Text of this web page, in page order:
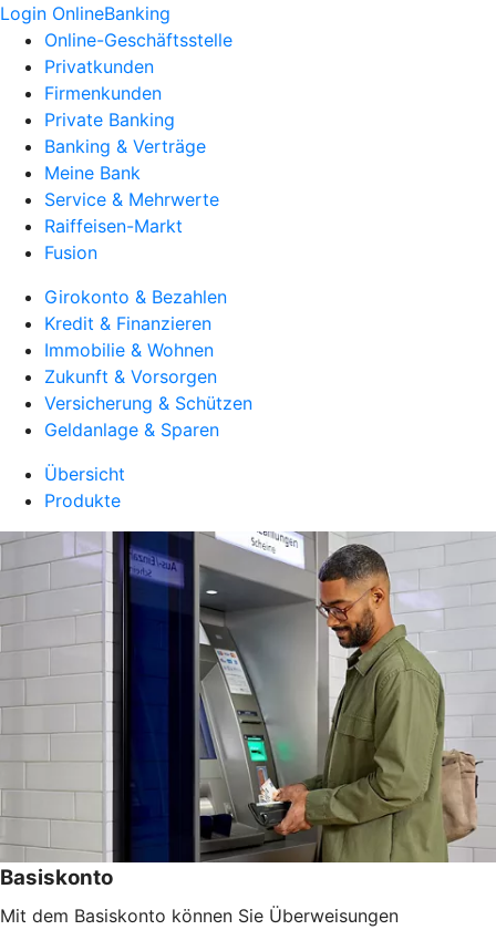
Login OnlineBanking
Online-Geschäftsstelle
Privatkunden
Firmenkunden
Private Banking
Banking & Verträge
Meine Bank
Service & Mehrwerte
Raiffeisen-Markt
Fusion
Girokonto & Bezahlen
Kredit & Finanzieren
Immobilie & Wohnen
Zukunft & Vorsorgen
Versicherung & Schützen
Geldanlage & Sparen
Übersicht
Produkte
Basiskonto
Mit dem Basiskonto können Sie Überweisungen